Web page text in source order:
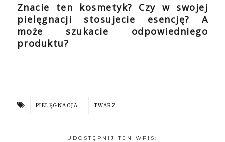
Znacie ten kosmetyk? Czy w swojej
pielęgnacji stosujecie esencję? A
może szukacie odpowiedniego
produktu?
PIELĘGNACJA TWARZ
UDOSTĘPNIJ TEN WPIS: